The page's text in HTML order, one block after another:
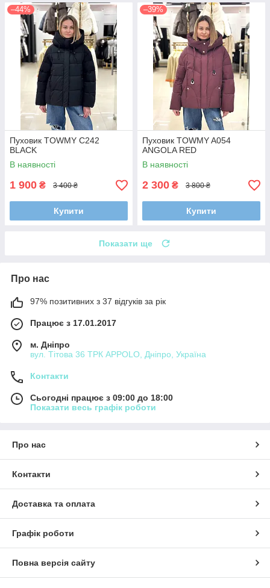
–44%
Пуховик TOWMY C242
BLACK
В наявності
1 900 ₴ 3 400 ₴
Купити
–39%
Пуховик TOWMY A054
ANGOLA RED
В наявності
2 300 ₴ 3 800 ₴
Купити
Показати ще
Про нас
97% позитивних з 37 відгуків за рік
Працює з 17.01.2017
м. Дніпро
вул. Тітова 36 ТРК APPOLO, Дніпро, Україна
Контакти
Сьогодні працює з 09:00 до 18:00
Показати весь графік роботи
Про нас
Контакти
Доставка та оплата
Графік роботи
Повна версія сайту